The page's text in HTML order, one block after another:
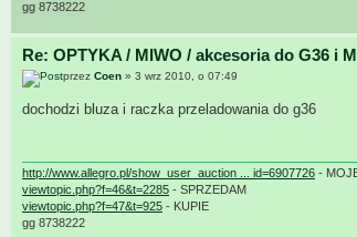
gg 8738222
Re: OPTYKA / MIWO / akcesoria do G36 i
przez Coen » 3 wrz 2010, o 07:49
dochodzi bluza i raczka przeladowania do g36
http://www.allegro.pl/show_user_auction ... id=6907726 -
viewtopic.php?f=46&t=2285 - SPRZEDAM
viewtopic.php?f=47&t=925 - KUPIE
gg 8738222